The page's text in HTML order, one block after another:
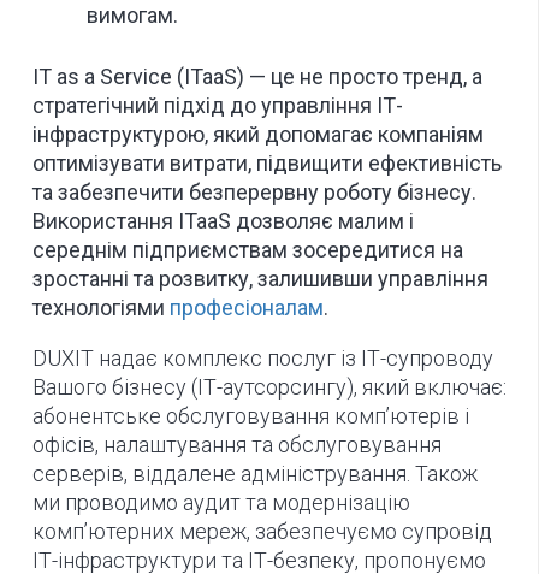
вимогам.
IT as a Service (ITaaS) — це не просто тренд, а
стратегічний підхід до управління ІТ-
інфраструктурою, який допомагає компаніям
оптимізувати витрати, підвищити ефективність
та забезпечити безперервну роботу бізнесу.
Використання ITaaS дозволяє малим і
середнім підприємствам зосередитися на
зростанні та розвитку, залишивши управління
технологіями професіоналам.
DUXIT надає комплекс послуг із ІТ-супроводу
Вашого бізнесу (ІТ-аутсорсингу), який включає:
абонентське обслуговування комп’ютерів і
офісів, налаштування та обслуговування
серверів, віддалене адміністрування. Також
ми проводимо аудит та модернізацію
комп’ютерних мереж, забезпечуємо супровід
ІТ-інфраструктури та ІТ-безпеку, пропонуємо